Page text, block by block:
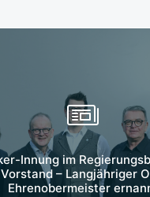
Innung im
– Langjähriger
Ehrenobermeister
Mehr erfahren